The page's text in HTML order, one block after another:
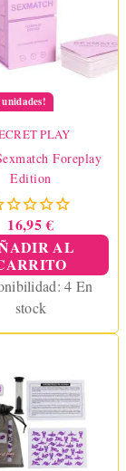
PLAY
Foreplay
Edition
16,95 €
AL
4 En
stock